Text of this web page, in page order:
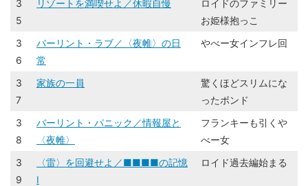
3
5
リゾートを満喫せよ／休暇自慢
​ロイドのファミリー
お姫様抱っこ​
3
6
バーリント・ラブ／〈夜帷〉の日
常
やべー女インフレ回
3
7
家族の一員
​​驚くほどスリムにな
ったボンド​
3
8
バーリント・パニック／情報屋と
〈夜帷〉
フランキーも引くや
べー女
3
9
〈雷〉を回避せよ／■■■■の記憶
Ⅰ
​​ロイド過去編始まる​